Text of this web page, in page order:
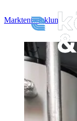
Marktentwicklung